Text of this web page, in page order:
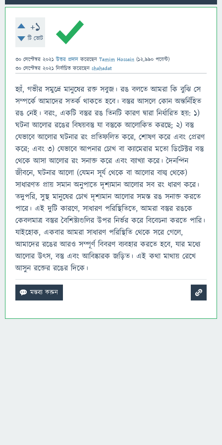
+1
টি ভোট
30 সেপ্টেম্বর 2021 উত্তর প্রদান করেছেন Tamim Hossain (12,990 পয়েন্ট)
30 সেপ্টেম্বর 2021 নির্বাচিত করেছেন shahadat
হ্যাঁ, গভীর সমুদ্রে মানুষের রক্ত ​​সবুজ। রঙ বলতে আমরা কি বুঝি সে
সম্পর্কে আমাদের সতর্ক থাকতে হবে। বস্তুর আসলে কোন অন্তর্নিহিত
রঙ নেই। বরং, একটি বস্তুর রঙ তিনটি কারণ দ্বারা নির্ধারিত হয়: ১)
ঘটনা আলোর রঙের বিষয়বস্তু যা বস্তুকে আলোকিত করছে; 2) বস্তু
যেভাবে আলোর ঘটনার রং প্রতিফলিত করে, শোষণ করে এবং প্রেরণ
করে; এবং 3) যেভাবে আপনার চোখ বা ক্যামেরার মতো ডিটেক্টর বস্তু
থেকে আসা আলোর রং সনাক্ত করে এবং ব্যাখ্যা করে। দৈনন্দিন
জীবনে, ঘটনার আলো (যেমন সূর্য থেকে বা আলোর বাল্ব থেকে)
সাধারণত প্রায় সমান অনুপাতে দৃশ্যমান আলোর সব রং ধারণ করে।
তদুপরি, সুস্থ মানুষের চোখ দৃশ্যমান আলোর সমস্ত রঙ সনাক্ত করতে
পারে। এই দুটি কারণে, সাধারণ পরিস্থিতিতে, আমরা বস্তুর রঙকে
কেবলমাত্র বস্তুর বৈশিষ্ট্যগুলির উপর নির্ভর করে বিবেচনা করতে পারি।
যাইহোক, একবার আমরা সাধারণ পরিস্থিতি থেকে সরে গেলে,
আমাদের রঙের আরও সম্পূর্ণ বিবরণ ব্যবহার করতে হবে, যার মধ্যে
আলোর উৎস, বস্তু এবং আবিষ্কারক জড়িত। এই কথা মাথায় রেখে
আসুন রক্তের রঙের দিকে।